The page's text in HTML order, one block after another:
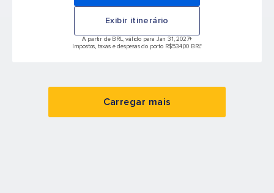
Exibir itinerário
A partir de BRL, válido para Jan 31, 2027+
Impostos, taxas e despesas do porto R$534,00 BRL*
Carregar mais